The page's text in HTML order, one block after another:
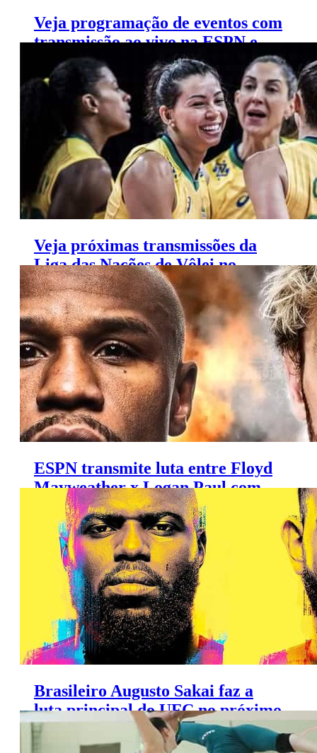
Veja programação de eventos com
transmissão ao vivo na ESPN e
FOX Sports (6 a 10/6)
Veja próximas transmissões da
Liga das Nações de Vôlei no
SporTV
ESPN transmite luta entre Floyd
Mayweather x Logan Paul com
comentários de Papó
Brasileiro Augusto Sakai faz a
luta principal do UFC no próximo
sábado